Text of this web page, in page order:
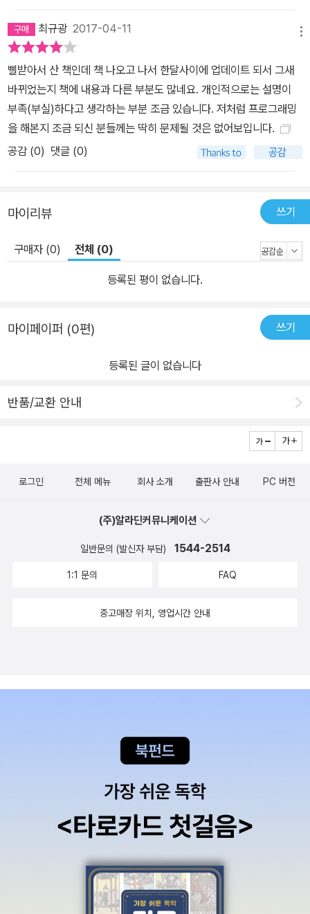
최규광2017-04-11
삘받아서 산 책인데 책 나오고 나서 한달사이에 업데이트 되서 그새
바뀌었는지 책에 내용과 다른 부분도 많네요. 개인적으로는 설명이
부족(부실)하다고 생각하는 부분 조금 있습니다. 저처럼 프로그래밍
을 해본지 조금 되신 분들께는 딱히 문제될 것은 없어보입니다.
공감 (0) 댓글 (0)
마이리뷰 쓰기
구매자 (0) 전체 (0)
등록된 평이 없습니다.
마이페이퍼 (0편) 쓰기
등록된 글이 없습니다
반품/교환 안내
로그인 전체 메뉴 회사 소개 출판사 안내 PC 버전
(주)알라딘커뮤니케이션
일반문의 (발신자 부담) 1544-2514
1:1 문의 FAQ
중고매장 위치, 영업시간 안내